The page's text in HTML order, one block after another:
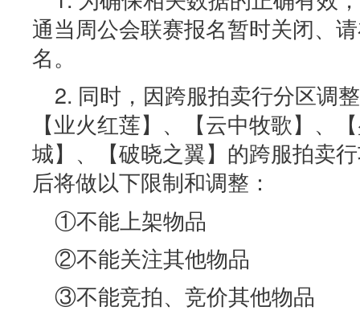
通当周公会联赛报名暂时关闭、
名。
2. 同时，因跨服拍卖行分区调
【业火红莲】、【云中牧歌】、
城】、【破晓之翼】的跨服拍卖
后将做以下限制和调整：
①不能上架物品
②不能关注其他物品
③不能竞拍、竞价其他物品